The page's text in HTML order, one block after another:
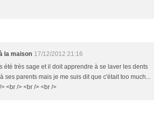
la maison 17/12/2012 21:16
été très sage et il doit apprendre à se laver les dents
ses parents mais je me suis dit que c'était too much...
<br /> <br /> <br />